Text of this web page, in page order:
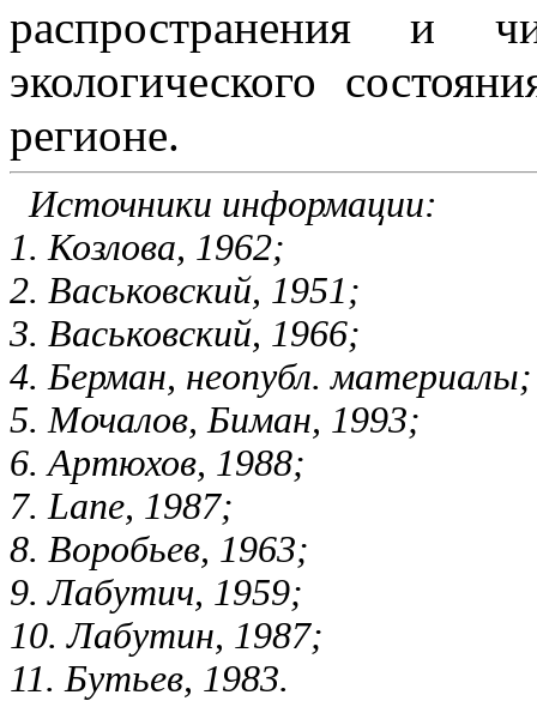
распространения и
экологического
регионе.
Источники информации:
1. Козлова, 1962;
2. Васьковский, 1951;
3. Васьковский, 1966;
4. Берман, неопубл. материалы;
5. Мочалов, Биман, 1993;
6. Артюхов, 1988;
7. Lane, 1987;
8. Воробьев, 1963;
9. Лабутич, 1959;
10. Лабутин, 1987;
11. Бутьев, 1983.